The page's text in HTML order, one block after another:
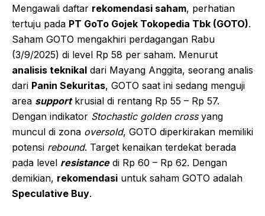
Mengawali daftar rekomendasi saham, perhatian
tertuju pada PT GoTo Gojek Tokopedia Tbk (GOTO).
Saham GOTO mengakhiri perdagangan Rabu
(3/9/2025) di level Rp 58 per saham. Menurut
analisis teknikal dari Mayang Anggita, seorang analis
dari Panin Sekuritas, GOTO saat ini sedang menguji
area supportkrusial di rentang Rp 55 – Rp 57.
Dengan indikator Stochastic golden crossyang
muncul di zona oversold, GOTO diperkirakan memiliki
potensi rebound. Target kenaikan terdekat berada
pada level resistancedi Rp 60 – Rp 62. Dengan
demikian, rekomendasi untuk saham GOTO adalah
Speculative Buy.